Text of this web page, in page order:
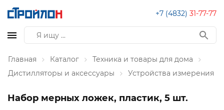
+7 (4832) 31-77-77
Главная Каталог
Техника и товары для дома
Дистилляторы и аксессуары
Устройства измерения
Набор мерных ложек, пластик, 5 шт.